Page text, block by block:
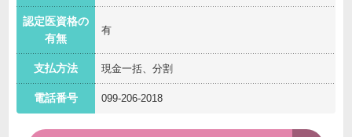
認定医資格の
有無
有
支払方法 現金一括、分割
電話番号 099-206-2018